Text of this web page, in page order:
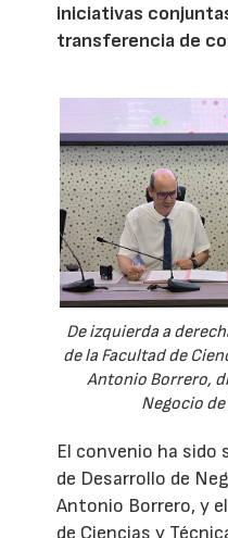
iniciativas
transferencia de
De izquierda a
de la Facultad de
Antonio Borrero,
Negocio
El convenio ha
de Desarrollo de
Antonio Borrero, y
de Ciencias y